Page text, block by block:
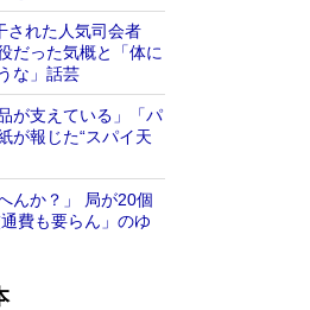
された人気司会者
だった気概と「体に
な」話芸
が支えている」「パ
が報じた“スパイ天
んか？」 局が20個
費も要らん」のゆ